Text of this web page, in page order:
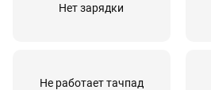
Ультразвуковая чистка ноутбука
Чистка системы охлаждения
Нет зарядки
Не работает тачпад